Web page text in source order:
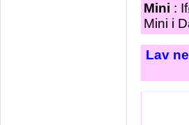
Mini :
Mini i
Lav